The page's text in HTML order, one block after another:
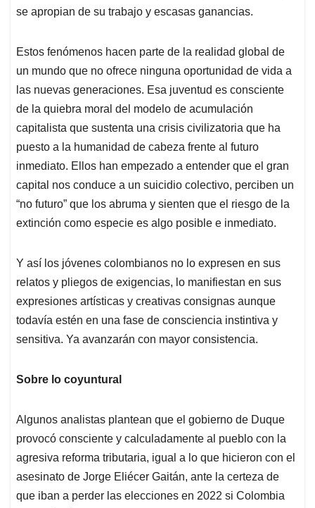
se apropian de su trabajo y escasas ganancias.
Estos fenómenos hacen parte de la realidad global de
un mundo que no ofrece ninguna oportunidad de vida a
las nuevas generaciones. Esa juventud es consciente
de la quiebra moral del modelo de acumulación
capitalista que sustenta una crisis civilizatoria que ha
puesto a la humanidad de cabeza frente al futuro
inmediato. Ellos han empezado a entender que el gran
capital nos conduce a un suicidio colectivo, perciben un
“no futuro” que los abruma y sienten que el riesgo de la
extinción como especie es algo posible e inmediato.
Y así los jóvenes colombianos no lo expresen en sus
relatos y pliegos de exigencias, lo manifiestan en sus
expresiones artísticas y creativas consignas aunque
todavía estén en una fase de consciencia instintiva y
sensitiva. Ya avanzarán con mayor consistencia.
Sobre lo coyuntural
Algunos analistas plantean que el gobierno de Duque
provocó consciente y calculadamente al pueblo con la
agresiva reforma tributaria, igual a lo que hicieron con el
asesinato de Jorge Eliécer Gaitán, ante la certeza de
que iban a perder las elecciones en 2022 si Colombia